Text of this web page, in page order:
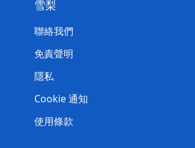
雪梨
聯絡我們
免責聲明
隱私
Cookie 通知
使用條款